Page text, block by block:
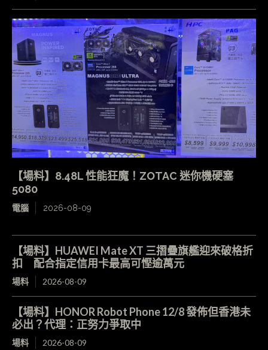
【場料】8.48L 性能狂魔！ZOTAC 迷你機硬塞
5080
電腦 2026-08-09
【場料】HUAWEI Mate XT 三摺疊旗艦迎來破格折
扣 配合指定信用卡最高可慳逾萬元
場料 2026-08-09
【場料】HONOR Robot Phone 12/8 發佈但香港未
必出？代理：正努力爭取中
場料 2026-08-09